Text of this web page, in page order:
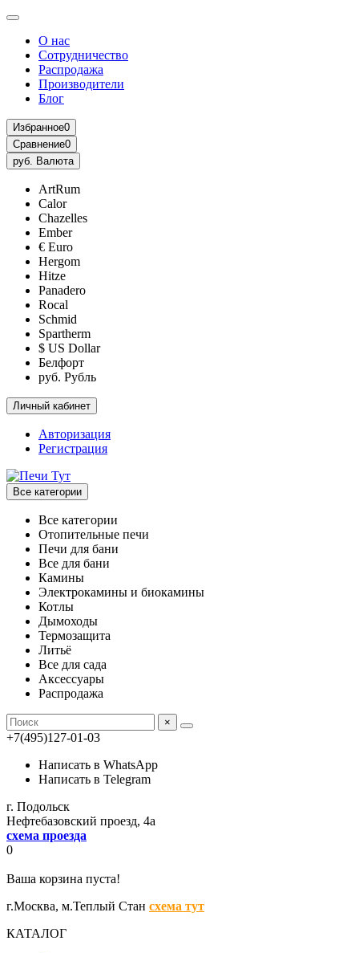
О нас
Сотрудничество
Распродажа
Производители
Блог
Избранное0
Сравнение0
руб. Валюта
ArtRum
Calor
Chazelles
Ember
€ Euro
Hergom
Hitze
Panadero
Rocal
Schmid
Spartherm
$ US Dollar
Белфорт
руб. Рубль
Личный кабинет
Авторизация
Регистрация
Все категории
Все категории
Отопительные печи
Печи для бани
Все для бани
Камины
Электрокамины и биокамины
Котлы
Дымоходы
Термозащита
Литьё
Все для сада
Аксессуары
Распродажа
×
+7(495)127-01-03
Написать в WhatsApp
Написать в Telegram
г. Подольск
Нефтебазовский проезд, 4а
схема проезда
0
Ваша корзина пуста!
г.Москва, м.Теплый Стан схема тут
КАТАЛОГ